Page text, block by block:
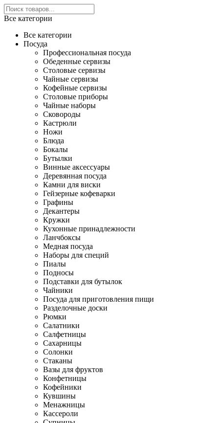
Все категории
Все категории
Посуда
Профессиональная посуда
Обеденные сервизы
Столовые сервизы
Чайные сервизы
Кофейные сервизы
Столовые приборы
Чайные наборы
Сковороды
Кастрюли
Ножи
Блюда
Бокалы
Бутылки
Винные аксессуары
Деревянная посуда
Камни для виски
Гейзерные кофеварки
Графины
Декантеры
Кружки
Кухонные принадлежности
Ланчбоксы
Медная посуда
Наборы для специй
Пиалы
Подносы
Подставки для бутылок
Чайники
Посуда для приготовления пищи
Разделочные доски
Рюмки
Салатники
Салфетницы
Сахарницы
Солонки
Стаканы
Вазы для фруктов
Конфетницы
Кофейники
Кувшины
Менажницы
Кассероли